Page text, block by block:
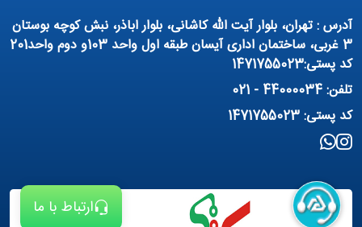
ارتباط با ما
تهویه مطبوع
پمپ هواده
پمپ وکیوم
فیلتراسیون و تصفیه
منبع آب (تانکر آب)
مواد شیمیایی
آدرس : تهران، بلوار آیت الله کاشانی، بلوار اباذر، نبش کوچه بوستان
3 غربی، ساختمان اداری آیسان طبقه اول واحد 103و دوم واحد201
کد پستی:1471755023
تلفن: 44000034 - 021
کد پستی: 1471755023